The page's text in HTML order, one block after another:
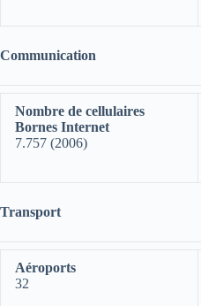
Communication
Nombre de cellulaires
Bornes Internet
7.757 (2006)
Transport
Aéroports
32